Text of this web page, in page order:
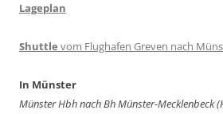
Lageplan
Shuttle vom Flughafen Greven nach
In Münster
Münster Hbh nach Bh Münster-Mecklenbeck